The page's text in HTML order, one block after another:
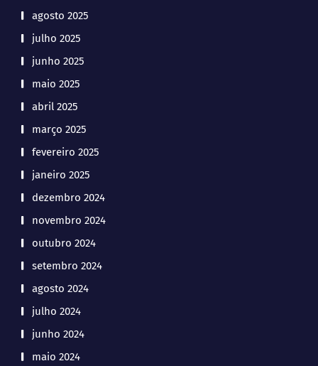
agosto 2025
julho 2025
junho 2025
maio 2025
abril 2025
março 2025
fevereiro 2025
janeiro 2025
dezembro 2024
novembro 2024
outubro 2024
setembro 2024
agosto 2024
julho 2024
junho 2024
maio 2024